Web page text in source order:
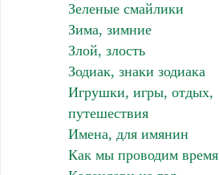
Зеленые смайлики
Зима, зимние
Злой, злость
Зодиак, знаки зодиака
Игрушки, игры, отдых,
путешествия
Имена, для имянин
Как мы проводим время